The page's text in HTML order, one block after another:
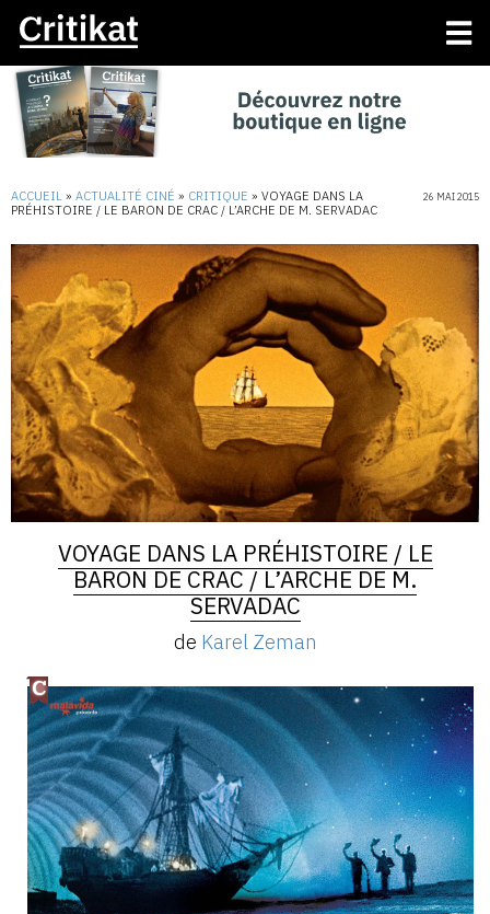
ACCUEIL » ACTUALITÉ CINÉ » CRITIQUE » VOYAGE DANS LA
PRÉHISTOIRE / LE BARON DE CRAC / L’ARCHE DE M. SERVADAC
26 MAI 2015
VOYAGE DANS LA PRÉHISTOIRE / LE
BARON DE CRAC / L’ARCHE DE M.
SERVADAC
de Karel Zeman